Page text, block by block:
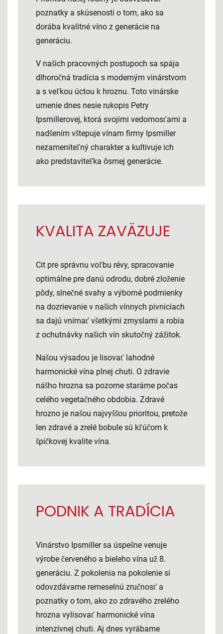
poznatky a skúsenosti o tom, ako sa
dorába kvalitné víno z generácie na
generáciu.
V našich pracovných postupoch sa spája
dlhoročná tradícia s moderným vinárstvom
a s veľkou úctou k hroznu. Toto vinárske
umenie dnes nesie rukopis Petry
Ipsmillerovej, ktorá svojimi vedomosťami a
nadšením vštepuje vínam firmy Ipsmiller
nezameniteľný charakter a kultivuje ich
ako predstaviteľka ôsmej generácie.
KVALITA ZAVÄZUJE
Cit pre správnu voľbu révy, spracovanie
optimálne pre danú odrodu, dobré zloženie
pôdy, slnečné svahy a výborné podmienky
na dozrievanie v našich vínnych pivniciach
sa dajú vnímať všetkými zmyslami a robia
z ochutnávky našich vín skutočný zážitok.
Našou výsadou je lisovať lahodné
harmonické vína plnej chuti. O zdravie
nášho hrozna sa pozorne staráme počas
celého vegetačného obdobia. Zdravé
hrozno je našou najvyššou prioritou, pretože
len zdravé a zrelé bobule sú kľúčom k
špičkovej kvalite vína.
PODNIK A TRADÍCIA
Vinárstvo Ipsmiller sa úspešne venuje
výrobe červeného a bieleho vína už 8.
generáciu. Z pokolenia na pokolenie si
odovzdávame remeselnú zručnosť a
poznatky o tom, ako zo zdravého zrelého
hrozna vylisovať harmonické vína
intenzívnej chuti. Aj dnes vyrábame